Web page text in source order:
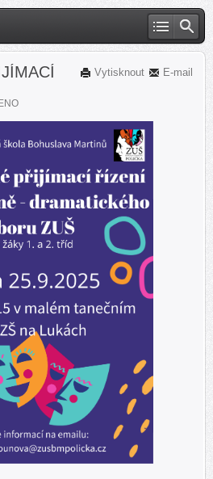
E-mail
Vytisknout